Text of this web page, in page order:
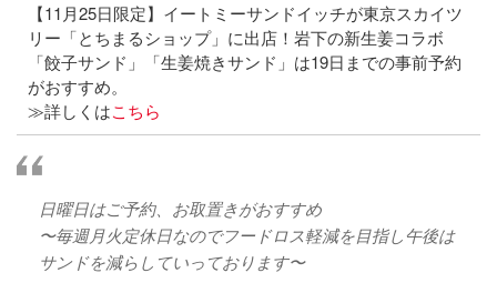
【11月25日限定】イートミーサンドイッチが東京スカイツ
リー「とちまるショップ」に出店！岩下の新生姜コラボ
「餃子サンド」「生姜焼きサンド」は19日までの事前予約
がおすすめ。
≫詳しくはこちら
日曜日はご予約、お取置きがおすすめ
〜毎週月火定休日なのでフードロス軽減を目指し午後は
サンドを減らしていっております〜